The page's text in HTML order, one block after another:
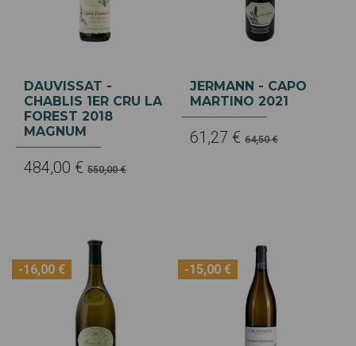
DAUVISSAT -
CHABLIS 1ER CRU LA
FOREST 2018
MAGNUM
484,00 € 550,00 €
JERMANN - CAPO
MARTINO 2021
61,27 € 64,50 €
-16,00 € -15,00 €